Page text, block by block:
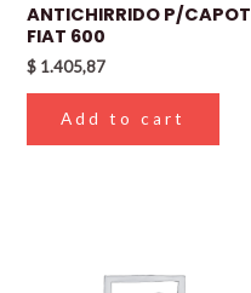
ANTICHIRRIDO P/CAPOT
FIAT 600
$ 1.405,87
Add to cart